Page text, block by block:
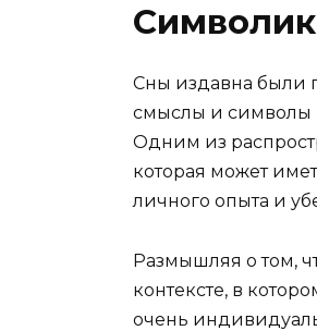
Сны издавна были
смыслы и символы
Одним из
которая может
личного опыта и
Размышляя о том,
контексте, в
очень